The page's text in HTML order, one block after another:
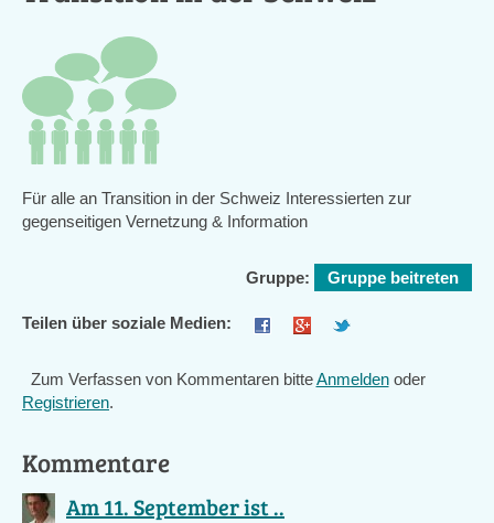
Für alle an Transition in der Schweiz Interessierten zur
gegenseitigen Vernetzung & Information
Gruppe: Gruppe beitreten
Teilen über soziale Medien:
Zum Verfassen von Kommentaren bitteAnmeldenoder
Registrieren.
Kommentare
Am 11. September ist ..